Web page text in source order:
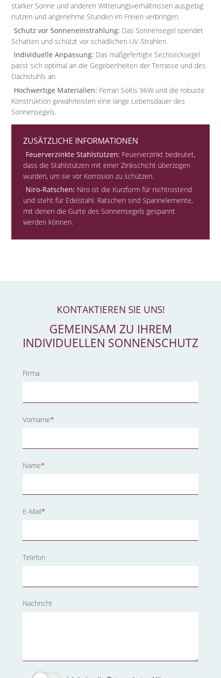
starker Sonne und anderen Witterungsverhältnissen ausgiebig
nutzen und angenehme Stunden im Freien verbringen.
Schutz vor Sonneneinstrahlung: Das Sonnensegel spendet
Schatten und schützt vor schädlichen UV-Strahlen.
Individuelle Anpassung: Das maßgefertigte Sechsecksegel
passt sich optimal an die Gegebenheiten der Terrasse und des
Dachstuhls an.
Hochwertige Materialien: Ferrari Soltis 96W und die robuste
Konstruktion gewährleisten eine lange Lebensdauer des
Sonnensegels.
ZUSÄTZLICHE INFORMATIONEN
Feuerverzinkte Stahlstützen: Feuerverzinkt bedeutet,
dass die Stahlstützen mit einer Zinkschicht überzogen
wurden, um sie vor Korrosion zu schützen.
Niro-Ratschen: Niro ist die Kurzform für nichtrostend
und steht für Edelstahl. Ratschen sind Spannelemente,
mit denen die Gurte des Sonnensegels gespannt
werden können.
KONTAKTIEREN SIE UNS!
GEMEINSAM ZU IHREM
INDIVIDUELLEN SONNENSCHUTZ
Firma
Pflichtfeld
Vorname*
Pflichtfeld
Name*
Pflichtfeld
E-Mail*
Telefon
Nachricht